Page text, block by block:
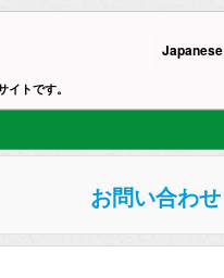
イトです。
Japanese
お問い合わせ